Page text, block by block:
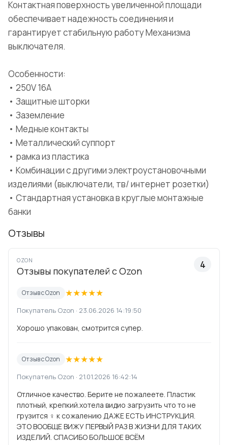
Контактная поверхность увеличенной площади
обеспечивает надежность соединения и
гарантирует стабильную работу Механизма
выключателя.
Особенности:
• 250V 16A
• Защитные шторки
• Заземление
• Медные контакты
• Металлический суппорт
• рамка из пластика
• Комбинации с другими электроустановочными
изделиями (выключатели, тв/ интернет розетки)
• Стандартная установка в круглые монтажные
банки
Отзывы
OZON
Отзывы покупателей с Ozon
4
Отзыв с Ozon ★★★★★
Покупатель Ozon · 23.06.2026 14:19:50
Хорошо упакован, смотрится супер.
Отзыв с Ozon ★★★★★
Покупатель Ozon · 21.01.2026 16:42:14
Отличное качество. Берите не пожалеете. Пластик
плотный, крепкий.хотела видио загрузить что то не
грузится ♀️ к сожалению ДАЖЕ ЕСТЬ ИНСТРУКЦИЯ.
ЭТО ВООБЩЕ ВИЖУ ПЕРВЫЙ РАЗ В ЖИЗНИ ДЛЯ ТАКИХ
ИЗДЕЛИЙ. СПАСИБО БОЛЬШОЕ ВСЁМ